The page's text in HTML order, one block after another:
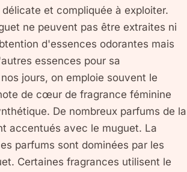
et compliquée à exploiter.
ne peuvent pas être extraites ni
d'essences odorantes mais
essences pour sa
jours, on emploie souvent le
de cœur de fragrance féminine
De nombreux parfums de la
accentués avec le muguet. La
parfums sont dominées par les
Certaines fragrances utilisent le